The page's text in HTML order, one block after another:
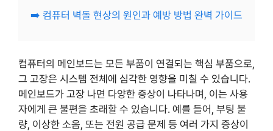
➡️ 컴퓨터 벽돌 현상의 원인과 예방 방법 완벽 가이드
컴퓨터의 메인보드는 모든 부품이 연결되는 핵심 부품으로,
그 고장은 시스템 전체에 심각한 영향을 미칠 수 있습니다.
메인보드가 고장 나면 다양한 증상이 나타나며, 이는 사용
자에게 큰 불편을 초래할 수 있습니다. 예를 들어, 부팅 불
량, 이상한 소음, 또는 전원 공급 문제 등 여러 가지 증상이